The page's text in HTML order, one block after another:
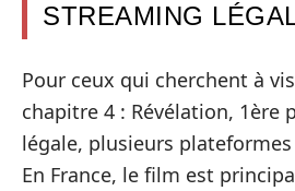
STREAMING
Pour ceux qui cherchent à
chapitre 4 : Révélation, 1ère
légale, plusieurs plateformes
En France, le film est